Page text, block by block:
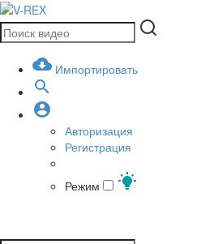
Импортировать
Авторизация
Регистрация
Режим